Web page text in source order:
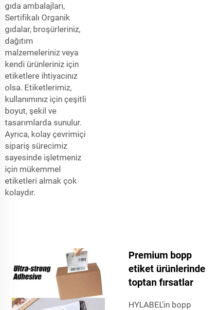
gıda ambalajları,
Sertifikalı Organik
gıdalar, broşürleriniz,
dağıtım
malzemeleriniz veya
kendi ürünleriniz için
etiketlere ihtiyacınız
olsa. Etiketlerimiz,
kullanımınız için çeşitli
boyut, şekil ve
tasarımlarda sunulur.
Ayrıca, kolay çevrimiçi
sipariş sürecimiz
sayesinde işletmeniz
için mükemmel
etiketleri almak çok
kolaydır.
Premium bopp
etiket ürünlerinde
toptan fırsatlar
HYLABEL'in bopp